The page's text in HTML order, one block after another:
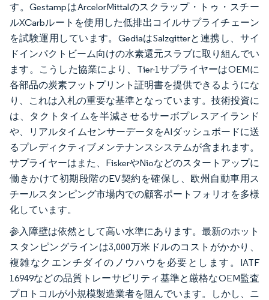
す。GestampはArcelorMittalのスクラップ・トゥ・スチー
ルXCarbルートを使用した低排出コイルサプライチェーン
を試験運用しています。GediaはSalzgitterと連携し、サイ
ドインパクトビーム向けの水素還元スラブに取り組んでい
ます。こうした協業により、Tier-1サプライヤーはOEMに
各部品の炭素フットプリント証明書を提供できるようにな
り、これは入札の重要な基準となっています。技術投資に
は、タクトタイムを半減させるサーボプレスアイランド
や、リアルタイムセンサーデータをAIダッシュボードに送
るプレディクティブメンテナンスシステムが含まれます。
サプライヤーはまた、FiskerやNioなどのスタートアップに
働きかけて初期段階のEV契約を確保し、欧州自動車用ス
チールスタンピング市場内での顧客ポートフォリオを多様
化しています。
参入障壁は依然として高い水準にあります。最新のホット
スタンピングラインは3,000万米ドルのコストがかかり、
複雑なクエンチダイのノウハウを必要とします。IATF
16949などの品質トレーサビリティ基準と厳格なOEM監査
プロトコルが小規模製造業者を阻んでいます。しかし、ニ